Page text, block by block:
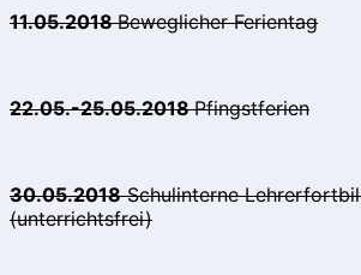
11.05.2018Beweglicher Ferientag
22.05.-25.05.2018Pfingstferien
30.05.2018Schulinterne
(unterrichtsfrei)